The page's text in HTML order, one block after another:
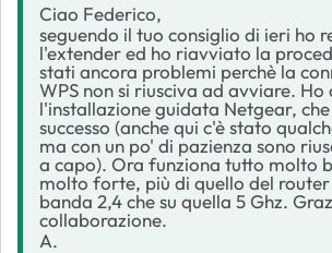
Ciao Federico,
seguendo il tuo consiglio di ieri ho
l'extender ed ho riavviato la
stati ancora problemi perchè la
WPS non si riusciva ad avviare.
l'installazione guidata Netgear,
successo (anche qui c'è stato
ma con un po' di pazienza sono
a capo). Ora funziona tutto molto
molto forte, più di quello del router
banda 2,4 che su quella 5 Ghz.
collaborazione.
A.